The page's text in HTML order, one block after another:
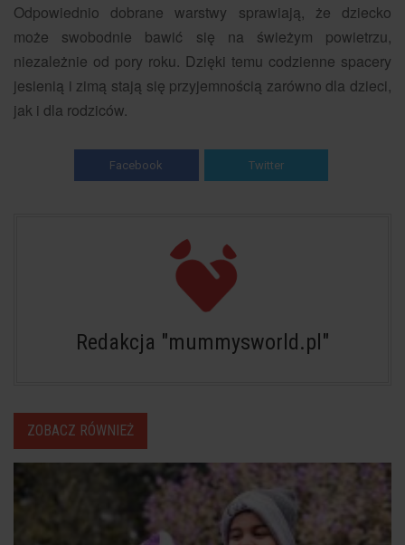
Odpowiednio dobrane warstwy sprawiają, że dziecko
może swobodnie bawić się na świeżym powietrzu,
niezależnie od pory roku. Dzięki temu codzienne spacery
jesienią i zimą stają się przyjemnością zarówno dla dzieci,
jak i dla rodziców.
Facebook Twitter
Redakcja "mummysworld.pl"
ZOBACZ RÓWNIEŻ